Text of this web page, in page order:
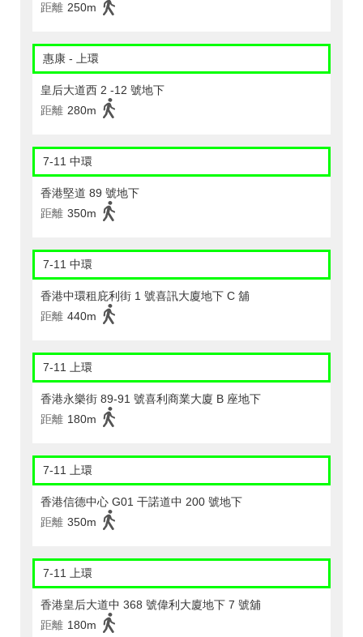
距離 250m
惠康 - 上環
皇后大道西 2 -12 號地下
距離 280m
7-11 中環
香港堅道 89 號地下
距離 350m
7-11 中環
香港中環租庇利街 1 號喜訊大廈地下 C 舖
距離 440m
7-11 上環
香港永樂街 89-91 號喜利商業大廈 B 座地下
距離 180m
7-11 上環
香港信德中心 G01 干諾道中 200 號地下
距離 350m
7-11 上環
香港皇后大道中 368 號偉利大廈地下 7 號舖
距離 180m